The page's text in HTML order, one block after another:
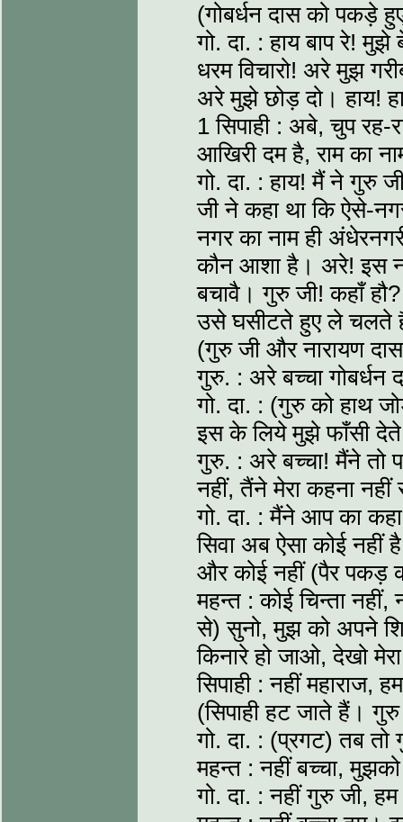
(गोबर्धन दास को पकड़े
गो. दा. : हाय बाप रे!
धरम विचारो! अरे मुझ
अरे मुझे छोड़ दो। हाय!
1 सिपाही : अबे, चुप
आखिरी दम है, राम का
गो. दा. : हाय! मैं ने गुरु
जी ने कहा था कि ऐसे-
नगर का नाम ही
कौन आशा है। अरे! इस
बचावै। गुरु जी! कहाँ
उसे घसीटते हुए ले चलते
(गुरु जी और नारायण
गुरु. : अरे बच्चा गोबर्धन
गो. दा. : (गुरु को हाथ
इस के लिये मुझे फाँसी
गुरु. : अरे बच्चा! मैंने तो
नहीं, तैंने मेरा कहना नहीं
गो. दा. : मैंने आप का
सिवा अब ऐसा कोई नहीं
और कोई नहीं (पैर पकड़
महन्त : कोई चिन्ता नहीं,
से) सुनो, मुझ को अपने
किनारे हो जाओ, देखो
सिपाही : नहीं
(सिपाही हट जाते हैं।
गो. दा. : (प्रगट) तब
महन्त : नहीं बच्चा,
गो. दा. : नहीं गुरु जी,